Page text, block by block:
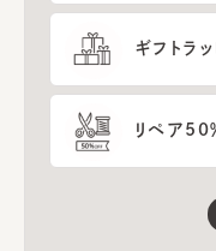
ギフトラ
リペア50